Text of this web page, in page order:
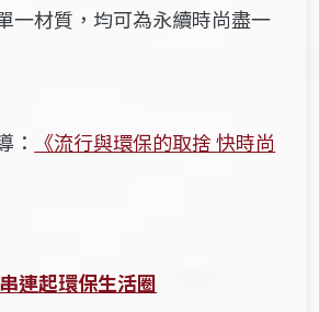
一材質，均可為永續時尚盡一
：
《流行與環保的取捨 快時尚
連起環保生活圈